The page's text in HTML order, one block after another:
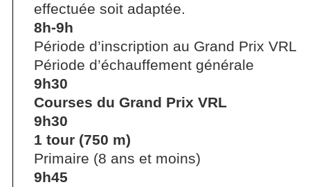
effectuée soit adaptée.
8h-9h
Période d’inscription au Grand Prix VRL
Période d’échauffement générale
9h30
Courses du Grand Prix VRL
9h30
1 tour (750 m)
Primaire (8 ans et moins)
9h45